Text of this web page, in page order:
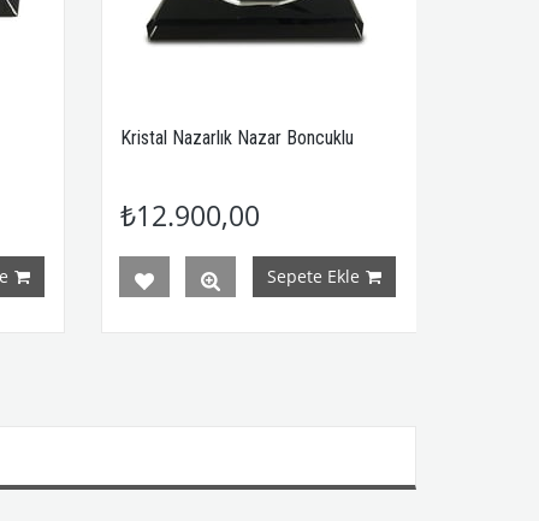
Kristal Nazarlık Nazar Boncuklu
₺12.900,00
Sepete Ekle